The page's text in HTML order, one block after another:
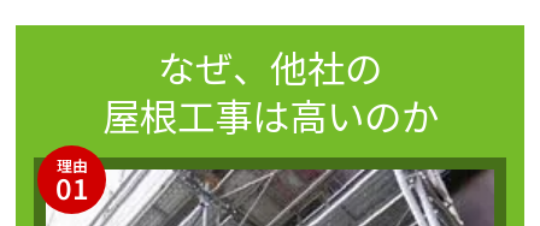
なぜ、他社の
屋根工事は高いのか
理由
01